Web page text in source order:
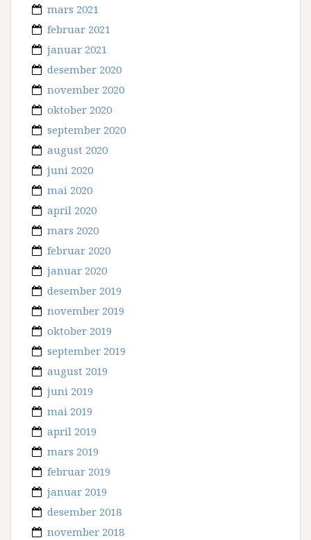
mars 2021
februar 2021
januar 2021
desember 2020
november 2020
oktober 2020
september 2020
august 2020
juni 2020
mai 2020
april 2020
mars 2020
februar 2020
januar 2020
desember 2019
november 2019
oktober 2019
september 2019
august 2019
juni 2019
mai 2019
april 2019
mars 2019
februar 2019
januar 2019
desember 2018
november 2018